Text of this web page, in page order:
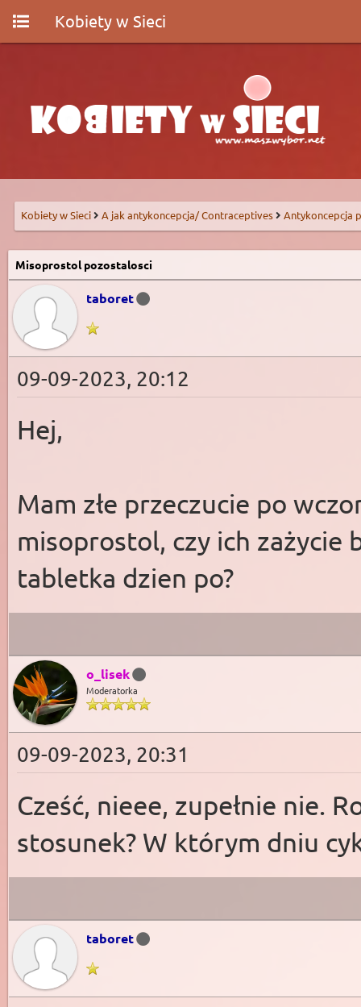
Kobiety w Sieci
Kobiety w Sieci A jak antykoncepcja/ Contraceptives Antykoncepcja
Misoprostol pozostalosci
taboret
09-09-2023, 20:12
Hej,
Mam złe przeczucie po
misoprostol, czy ich zażycie
tabletka dzien po?
o_lisek
Moderatorka
09-09-2023, 20:31
Cześć, nieee, zupełnie nie.
stosunek? W którym dniu
taboret